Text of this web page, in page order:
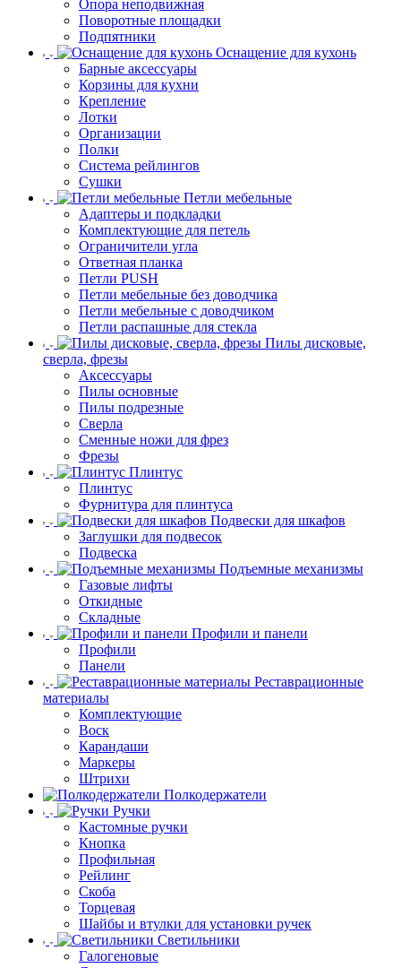
Опора неподвижная
Поворотные площадки
Подпятники
Оснащение для кухонь
Барные аксессуары
Корзины для кухни
Крепление
Лотки
Организации
Полки
Система рейлингов
Сушки
Петли мебельные
Адаптеры и подкладки
Комплектующие для петель
Ограничители угла
Ответная планка
Петли PUSH
Петли мебельные без доводчика
Петли мебельные с доводчиком
Петли распашные для стекла
Пилы дисковые,
сверла, фрезы
Аксессуары
Пилы основные
Пилы подрезные
Сверла
Сменные ножи для фрез
Фрезы
Плинтус
Плинтус
Фурнитура для плинтуса
Подвески для шкафов
Заглушки для подвесок
Подвеска
Подъемные механизмы
Газовые лифты
Откидные
Складные
Профили и панели
Профили
Панели
Реставрационные
материалы
Комплектующие
Воск
Карандаши
Маркеры
Штрихи
Полкодержатели
Ручки
Кастомные ручки
Кнопка
Профильная
Рейлинг
Скоба
Торцевая
Шайбы и втулки для установки ручек
Светильники
Галогеновые